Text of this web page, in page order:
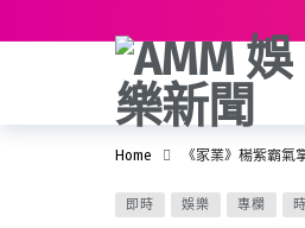
Home 《家業》楊紫霸氣
即時 娛樂 專欄